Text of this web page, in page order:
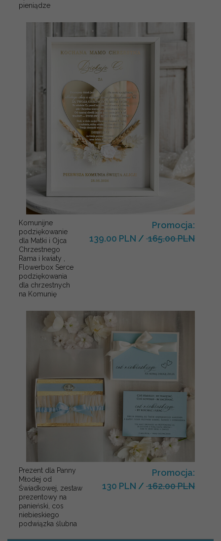
pieniądze
Komunijne
podziękowanie
dla Matki i Ojca
Chrzestnego
Rama i kwiaty ,
Flowerbox Serce
podziękowania
dla chrzestnych
na Komunię
Promocja:
139.00 PLN / 165.00 PLN
Prezent dla Panny
Młodej od
Świadkowej, zestaw
prezentowy na
panieński, cos
niebieskiego
podwiązka ślubna
Promocja:
130 PLN / 162.00 PLN